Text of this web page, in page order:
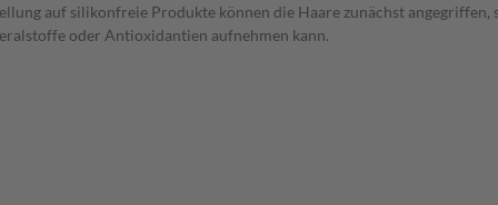
auf silikonfreie Produkte können die Haare zunächst angegriffen,
oder Antioxidantien aufnehmen kann.